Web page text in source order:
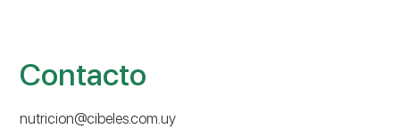
Contacto
nutricion@cibeles.com.uy